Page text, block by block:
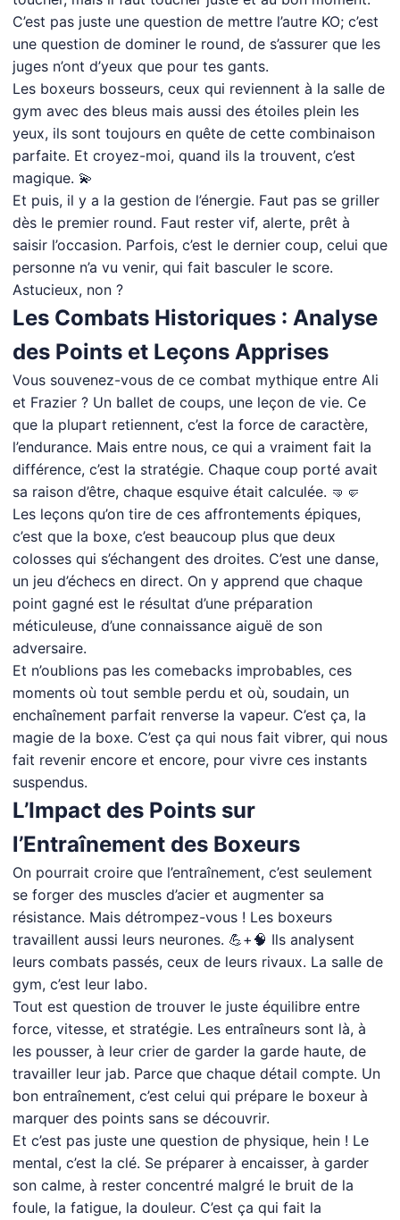
C’est pas juste une question de mettre l’autre KO; c’est
une question de dominer le round, de s’assurer que les
juges n’ont d’yeux que pour tes gants.
Les boxeurs bosseurs, ceux qui reviennent à la salle de
gym avec des bleus mais aussi des étoiles plein les
yeux, ils sont toujours en quête de cette combinaison
parfaite. Et croyez-moi, quand ils la trouvent, c’est
magique. 💫
Et puis, il y a la gestion de l’énergie. Faut pas se griller
dès le premier round. Faut rester vif, alerte, prêt à
saisir l’occasion. Parfois, c’est le dernier coup, celui que
personne n’a vu venir, qui fait basculer le score.
Astucieux, non ?
Les Combats Historiques : Analyse
des Points et Leçons Apprises
Vous souvenez-vous de ce combat mythique entre Ali
et Frazier ? Un ballet de coups, une leçon de vie. Ce
que la plupart retiennent, c’est la force de caractère,
l’endurance. Mais entre nous, ce qui a vraiment fait la
différence, c’est la stratégie. Chaque coup porté avait
sa raison d’être, chaque esquive était calculée. 🤜🤛
Les leçons qu’on tire de ces affrontements épiques,
c’est que la boxe, c’est beaucoup plus que deux
colosses qui s’échangent des droites. C’est une danse,
un jeu d’échecs en direct. On y apprend que chaque
point gagné est le résultat d’une préparation
méticuleuse, d’une connaissance aiguë de son
adversaire.
Et n’oublions pas les comebacks improbables, ces
moments où tout semble perdu et où, soudain, un
enchaînement parfait renverse la vapeur. C’est ça, la
magie de la boxe. C’est ça qui nous fait vibrer, qui nous
fait revenir encore et encore, pour vivre ces instants
suspendus.
L’Impact des Points sur
l’Entraînement des Boxeurs
On pourrait croire que l’entraînement, c’est seulement
se forger des muscles d’acier et augmenter sa
résistance. Mais détrompez-vous ! Les boxeurs
travaillent aussi leurs neurones. 💪+🧠 Ils analysent
leurs combats passés, ceux de leurs rivaux. La salle de
gym, c’est leur labo.
Tout est question de trouver le juste équilibre entre
force, vitesse, et stratégie. Les entraîneurs sont là, à
les pousser, à leur crier de garder la garde haute, de
travailler leur jab. Parce que chaque détail compte. Un
bon entraînement, c’est celui qui prépare le boxeur à
marquer des points sans se découvrir.
Et c’est pas juste une question de physique, hein ! Le
mental, c’est la clé. Se préparer à encaisser, à garder
son calme, à rester concentré malgré le bruit de la
foule, la fatigue, la douleur. C’est ça qui fait la